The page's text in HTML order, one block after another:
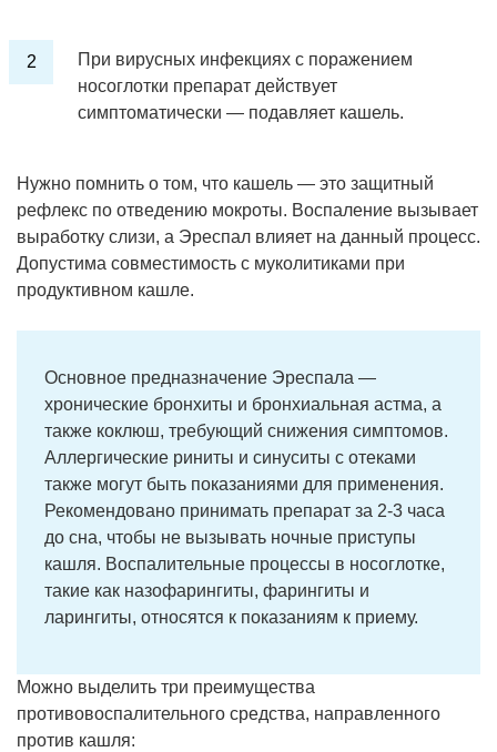
При вирусных инфекциях с поражением
носоглотки препарат действует
симптоматически — подавляет кашель.
Нужно помнить о том, что кашель — это защитный
рефлекс по отведению мокроты. Воспаление вызывает
выработку слизи, а Эреспал влияет на данный процесс.
Допустима совместимость с муколитиками при
продуктивном кашле.
Основное предназначение Эреспала —
хронические бронхиты и бронхиальная астма, а
также коклюш, требующий снижения симптомов.
Аллергические риниты и синуситы с отеками
также могут быть показаниями для применения.
Рекомендовано принимать препарат за 2-3 часа
до сна, чтобы не вызывать ночные приступы
кашля. Воспалительные процессы в носоглотке,
такие как назофарингиты, фарингиты и
ларингиты, относятся к показаниям к приему.
Можно выделить три преимущества
противовоспалительного средства, направленного
против кашля: